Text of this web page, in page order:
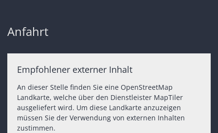
Anfahrt
Empfohlener externer Inhalt
An dieser Stelle finden Sie eine OpenStreetMap
Landkarte, welche über den Dienstleister MapTiler
ausgeliefert wird. Um diese Landkarte anzuzeigen
müssen Sie der Verwendung von externen Inhalten
zustimmen.